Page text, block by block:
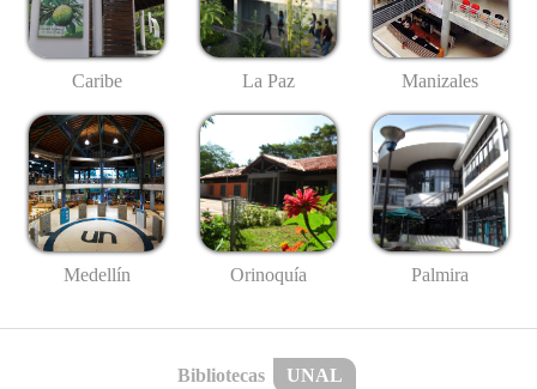
Caribe La Paz Manizales
Medellín Orinoquía Palmira
Bibliotecas UNAL